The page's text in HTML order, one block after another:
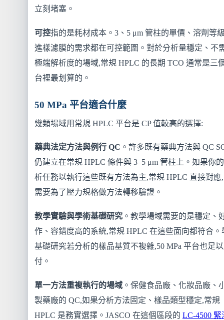
立刻堵塞。
可控指的是耗材成本。3、5 μm 管柱的單價、溶劑等
進樣濾膜的需求都在可控範圍。對於分析量穩定、不
極端解析度的場域,常規 HPLC 的長期 TCO 通常是三
台裡最划算的。
50 MPa 平台適合什麼
幾類場域用常規 HPLC 平台是 CP 值較高的選擇:
藥典法定方法與例行 QC 。許多既有藥典方法與 QC
仍建立在常規 HPLC 條件與 3–5 μm 管柱上。如果你
析任務以執行這些既有方法為主,常規 HPLC 直接對應
需要為了壓力規格做方法轉移驗證。
教學實驗與學術基礎研究。教學場域需要的是穩定、
作、容錯度高的系統,常規 HPLC 在這些面向都符合。
基礎研究若分析的樣品基質不複雜,50 MPa 平台也足
付。
單一方法重複執行的場域。保健食品廠、化妝品廠、
製藥廠的 QC,如果分析方法固定、樣品類型穩定,常規
HPLC 是務實選擇。JASCO 在這個區段的 LC-4500 緊